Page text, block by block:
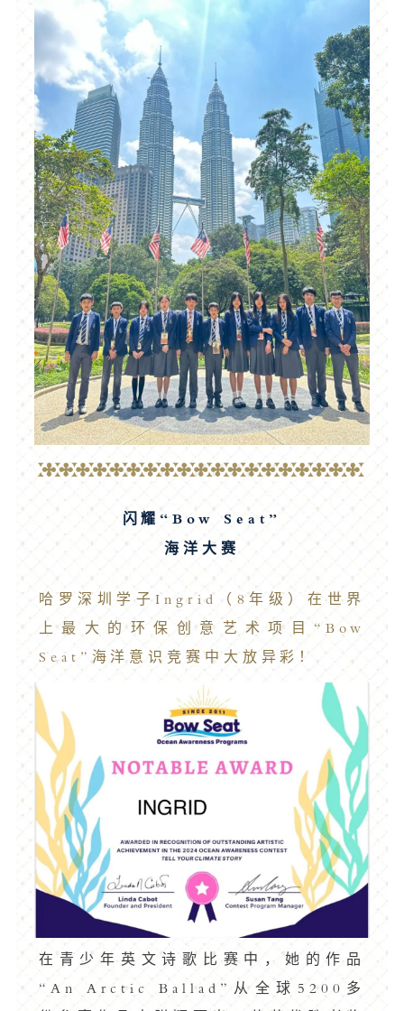
闪耀“Bow Seat”
海洋大赛
哈罗深圳学子Ingrid（8年级）在世界
上最大的环保创意艺术项目“Bow
Seat”海洋意识竞赛中大放异彩！
在青少年英文诗歌比赛中，她的作品
“An Arctic Ballad”从全球5200多